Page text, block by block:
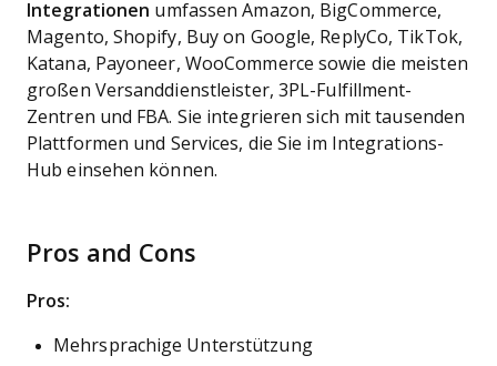
Integrationen umfassen Amazon, BigCommerce,
Magento, Shopify, Buy on Google, ReplyCo, TikTok,
Katana, Payoneer, WooCommerce sowie die meisten
großen Versanddienstleister, 3PL-Fulfillment-
Zentren und FBA. Sie integrieren sich mit tausenden
Plattformen und Services, die Sie im Integrations-
Hub einsehen können.
Pros and Cons
Pros:
Mehrsprachige Unterstützung